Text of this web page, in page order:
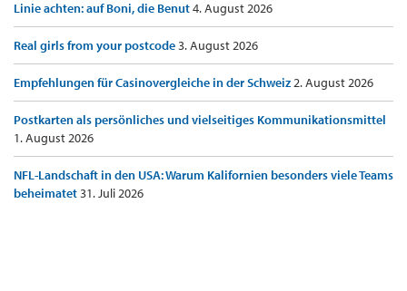
Linie achten: auf Boni, die Benut4. August 2026
Real girls from your postcode3. August 2026
Empfehlungen für Casinovergleiche in der Schweiz2. August 2026
Postkarten als persönliches und vielseitiges Kommunikationsmittel
1. August 2026
NFL-Landschaft in den USA: Warum Kalifornien besonders viele Teams
beheimatet31. Juli 2026